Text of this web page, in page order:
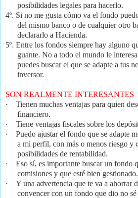
posibilidades legales para hacerlo.
4º. Si no me gusta cómo va el fondo
del mismo banco o de cualquier otro
declararlo a Hacienda.
5º. Entre los fondos siempre hay alguno
guante. No a todo el mundo le
puedes buscar el que se adapte a tus
inversor.
SON REALMENTE INTERESANTES
·
Tienen muchas ventajas para quien
financiero.
·
Tiene ventajas fiscales sobre los
·
Puedo ajustar el fondo que se adapte
a mi perfil, con más o menos riesgo y
posibilidades de rentabilidad.
·
Eso sí, es importante buscar un fondo
comisiones y que esté bien gestionado.
·
Y una advertencia que te va a ahorrar
convencer con un fondo que dio no sé